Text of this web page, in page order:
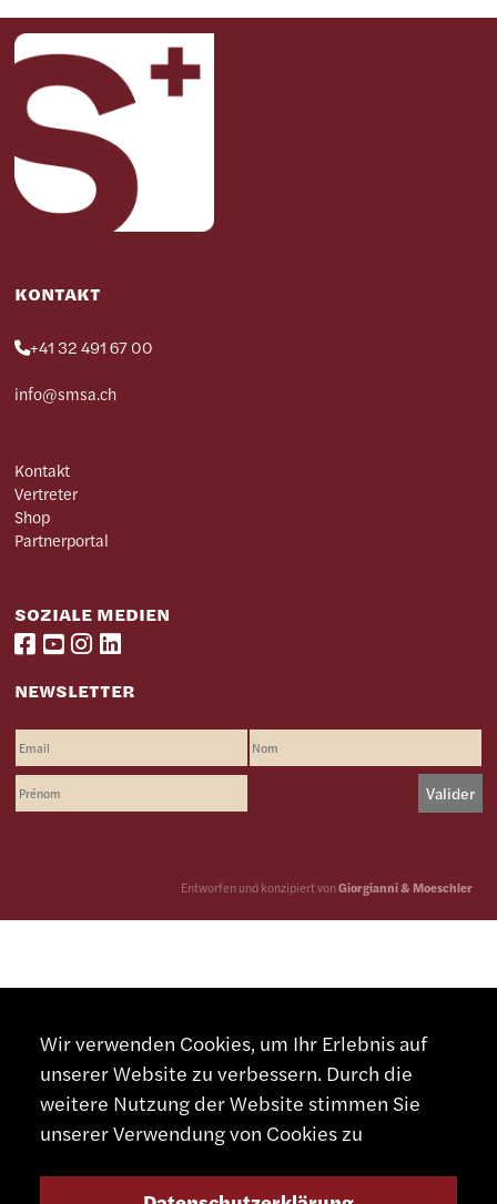
KONTAKT
+41 32 491 67 00
info@smsa.ch
Kontakt
Vertreter
Shop
Partnerportal
SOZIALE MEDIEN
NEWSLETTER
Entworfen und konzipiert vonGiorgianni & Moeschler
Wir verwenden Cookies, um Ihr Erlebnis auf
unserer Website zu verbessern. Durch die
weitere Nutzung der Website stimmen Sie
unserer Verwendung von Cookies zu